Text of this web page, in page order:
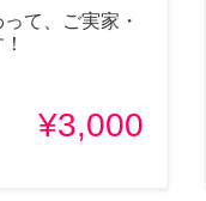
て、ご実家・
¥3,000